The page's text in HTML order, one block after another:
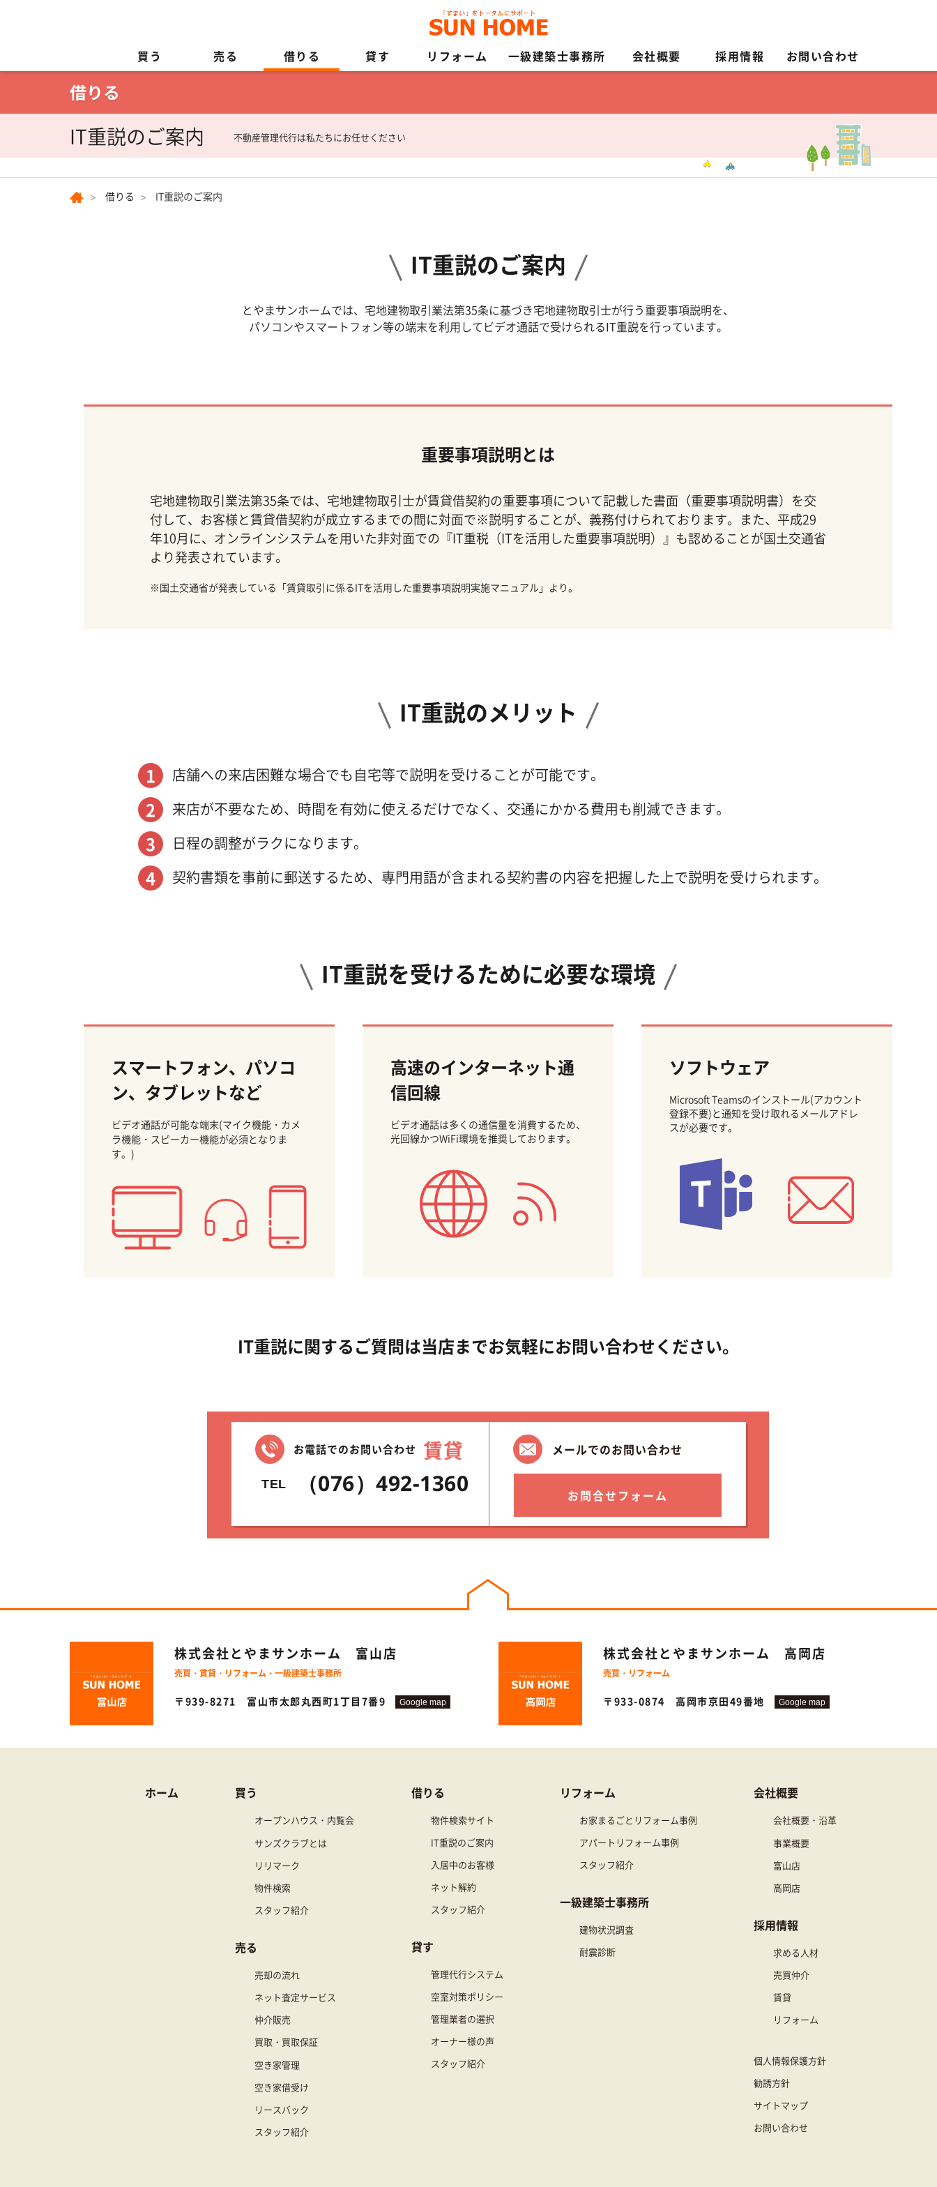
買う 売る 借りる 貸す リフォーム 一級建築士事務所 会社概要 採用情報 お問い合わせ
IT重説のご案内 不動産管理代行は私たちにお任せください
借りる IT重説のご案内
IT重説のご案内
とやまサンホームでは、宅地建物取引業法第35条に基づき宅地建物取引士が行う重要事項説明を、
パソコンやスマートフォン等の端末を利用してビデオ通話で受けられるIT重説を行っています。
重要事項説明とは
宅地建物取引業法第35条では、宅地建物取引士が賃貸借契約の重要事項について記載した書面（重要事項説明書）を交
付して、お客様と賃貸借契約が成立するまでの間に対面で※説明することが、義務付けられております。また、平成29
年10月に、オンラインシステムを用いた非対面での『IT重税（ITを活用した重要事項説明）』も認めることが国土交通省
より発表されています。
※国土交通省が発表している「賃貸取引に係るITを活用した重要事項説明実施マニュアル」より。
IT重説のメリット
店舗への来店困難な場合でも自宅等で説明を受けることが可能です。
来店が不要なため、時間を有効に使えるだけでなく、交通にかかる費用も削減できます。
日程の調整がラクになります。
契約書類を事前に郵送するため、専門用語が含まれる契約書の内容を把握した上で説明を受けられます。
IT重説を受けるために必要な環境
スマートフォン、パソコ
ン、タブレットなど
ビデオ通話が可能な端末(マイク機能・カメ
ラ機能・スピーカー機能が必須となりま
す。)
高速のインターネット通
信回線
ビデオ通話は多くの通信量を消費するため、
光回線かつWiFi環境を推奨しております。
ソフトウェア
Microsoft Teamsのインストール(アカウント
登録不要)と通知を受け取れるメールアドレ
スが必要です。
IT重説に関するご質問は当店までお気軽にお問い合わせください。
お電話でのお問い合わせ 賃貸
TEL （076）492-1360
メールでのお問い合わせ
お問合せフォーム
株式会社とやまサンホーム 富山店
売買・賃貸・リフォーム・一級建築士事務所
〒939-8271 富山市太郎丸西町1丁目7番9 Google map
株式会社とやまサンホーム 高岡店
売買・リフォーム
〒933-0874 高岡市京田49番地 Google map
ホーム 買う
オープンハウス・内覧会
サンズクラブとは
リリマーク
物件検索
スタッフ紹介
売る
売却の流れ
ネット査定サービス
仲介販売
買取・買取保証
空き家管理
空き家借受け
リースバック
スタッフ紹介
借りる
物件検索サイト
IT重説のご案内
入居中のお客様
ネット解約
スタッフ紹介
貸す
管理代行システム
空室対策ポリシー
管理業者の選択
オーナー様の声
スタッフ紹介
リフォーム
お家まるごとリフォーム事例
アパートリフォーム事例
スタッフ紹介
一級建築士事務所
建物状況調査
耐震診断
会社概要
会社概要・沿革
事業概要
富山店
高岡店
採用情報
求める人材
売買仲介
賃貸
リフォーム
個人情報保護方針
勧誘方針
サイトマップ
お問い合わせ